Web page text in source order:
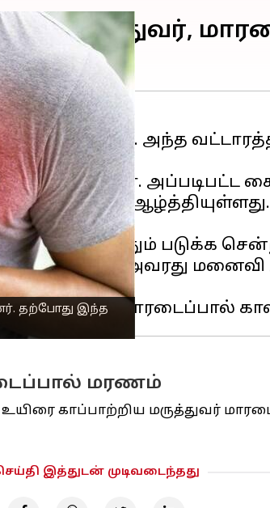
தற்போது இந்த
மருத்துவர்,
கௌரவ் காந்தி. அந்த
செய்துள்ளார். அப்படிபட்ட
ஆழ்த்தியுள்ளது.
முடிந்ததும் படுக்க
அவரது மனைவி
மரணம்
காப்பாற்றிய மருத்துவர்
இத்துடன் முடிவடைந்தது